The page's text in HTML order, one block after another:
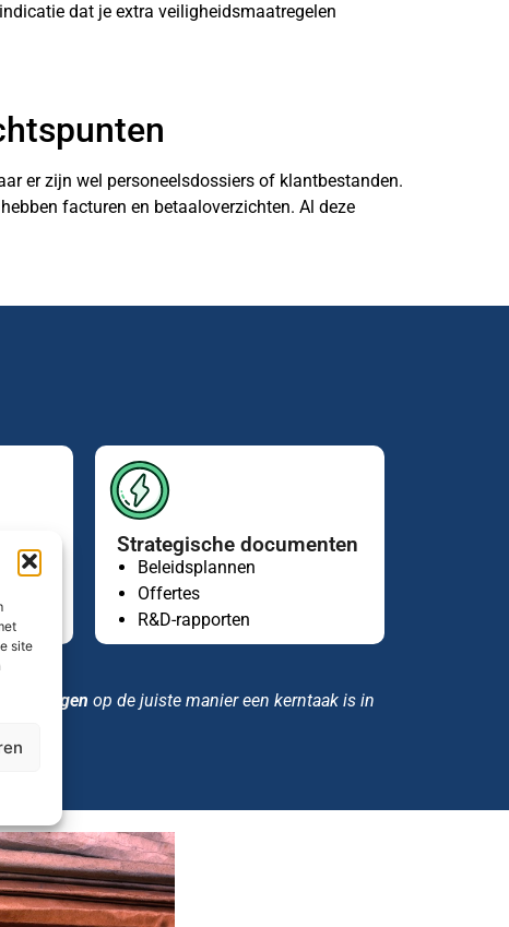
site
dat je extra veiligheidsmaatregelen
er zijn wel personeelsdossiers of klantbestanden.
facturen en betaaloverzichten. Al deze
Strategische documenten
Beleidsplannen
Offertes
R&D-rapporten
vernietigen op de juiste manier een kerntaak is in